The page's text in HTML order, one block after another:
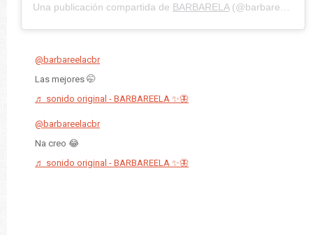
Una publicación compartida de BARBARELA(@barbareela) el
@barbareelacbr
Las mejores 🤭
♬ sonido original - BARBAREELA ✨🦋
@barbareelacbr
Na creo 😂
♬ sonido original - BARBAREELA ✨🦋